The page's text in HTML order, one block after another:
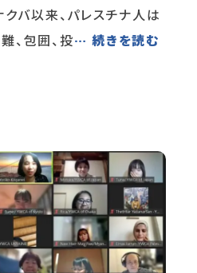
バ以来、パレスチナ人は
、包囲、投… 続きを読む